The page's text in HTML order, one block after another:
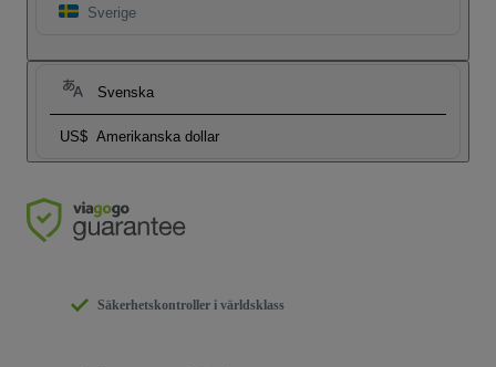
Sverige
Svenska
US$ Amerikanska dollar
Säkerhetskontroller i världsklass